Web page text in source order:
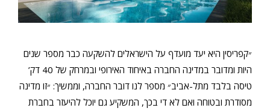
״קפריסין היא יעד מועדף על הישראלים להשקעה כבר מספר שנים
היות ומדובר במדינה החברה באיחוד האירופי ובמרחק של 40 דק’
טיסה בלבד מתל-אביב״ מספר לנו דובר החברה, וממשיך: ״זו מדינה
מסודרת ובטוחה ואם לא די בכך, המשקיע גם יוכל להיעזר בחברת